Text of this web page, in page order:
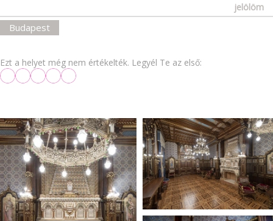
jelölöm
Budapest
Ezt a helyet még nem értékelték. Legyél Te az első: